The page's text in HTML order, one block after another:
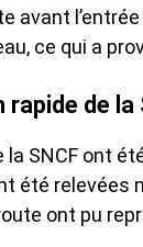
avant
ce qui a
de la
la SNCF ont
été
ont pu